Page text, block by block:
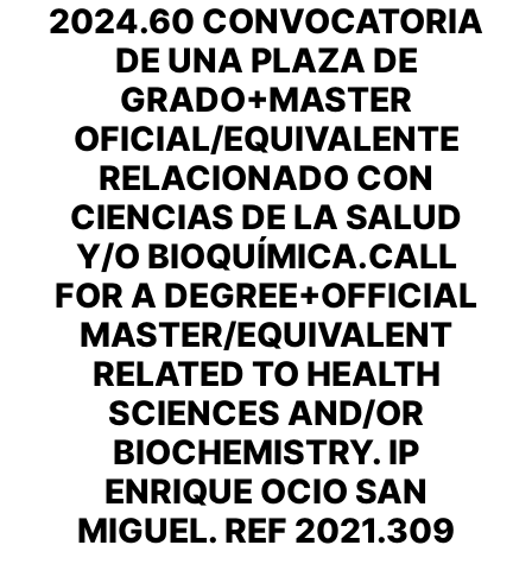
2024.60 CONVOCATORIA
DE UNA PLAZA DE
GRADO+MASTER
OFICIAL/EQUIVALENTE
RELACIONADO CON
CIENCIAS DE LA SALUD
Y/O BIOQUÍMICA.CALL
FOR A DEGREE+OFFICIAL
MASTER/EQUIVALENT
RELATED TO HEALTH
SCIENCES AND/OR
BIOCHEMISTRY. IP
ENRIQUE OCIO SAN
MIGUEL. REF 2021.309